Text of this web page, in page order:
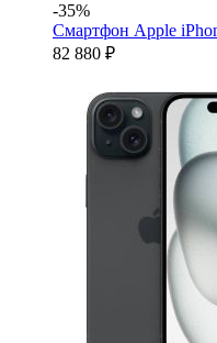
-35%
Смартфон Apple
82 880 ₽